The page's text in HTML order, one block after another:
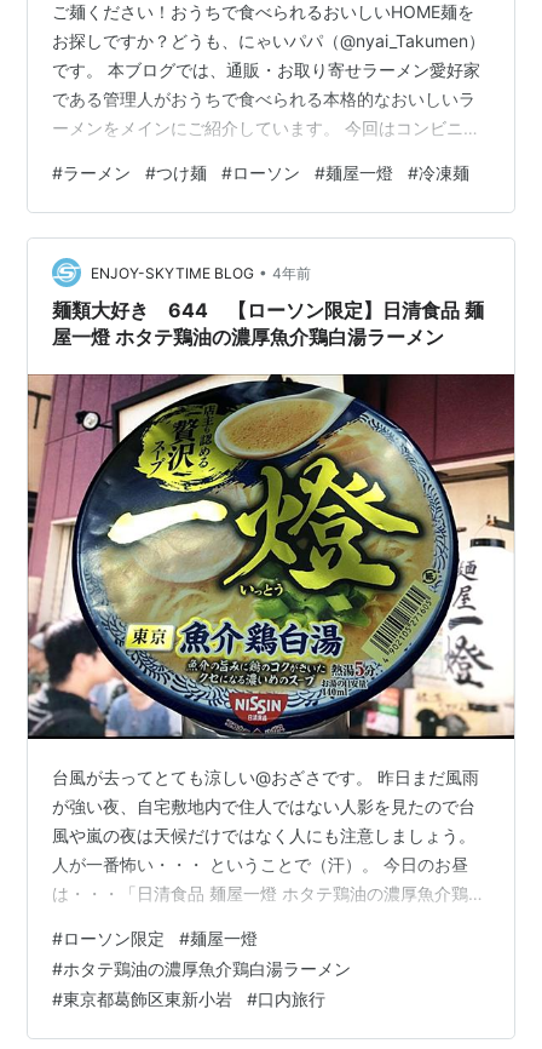
ご麺ください！おうちで食べられるおいしいHOME麺を
お探しですか？どうも、にゃいパパ（@nyai_Takumen）
です。 本ブログでは、通販・お取り寄せラーメン愛好家
である管理人がおうちで食べられる本格的なおいしいラ
ーメンをメインにご紹介しています。 今回はコンビニ冷
る、つけ麺の名店「麺屋一燈」コラボの「濃厚魚介つけ
麺（税込み 356円）」をいただきます！ ※記事の公開直
前に知ったのですが、2023年3月7日にリニューアル商品
が発売されるようです。その点、あらかじめご了承くだ
さい。 「麺屋一燈」は東京都葛飾区新小岩にあり、ラー
メン界や食べログなど…
#ラーメン #つけ麺 #ローソン #麺屋一燈 #冷凍麺
ENJOY-SKYTIME BLOG • 4年前
麺類大好き 644 【ローソン限定】日清食品 麺
屋一燈 ホタテ鶏油の濃厚魚介鶏白湯ラーメン
台風が去ってとても涼しい@おざさです。 昨日まだ風雨
が強い夜、自宅敷地内で住人ではない人影を見たので台
風や嵐の夜は天候だけではなく人にも注意しましょう。
人が一番怖い・・・ ということで（汗）。 今日のお昼
は・・・「日清食品 麺屋一燈 ホタテ鶏油の濃厚魚介鶏白
※ローソン限定商品です。お求めはお近くのローソンで。
背景は「東京都葛飾区東新小岩店」です。 中身は液体ス
ープ・粉末スープ・特製ホタテ鶏油・かやく（鶏チャー
シュー・めんま・ねぎ）が入ってます。麺は黄色めの平
#ローソン限定 #麺屋一燈
#ホタテ鶏油の濃厚魚介鶏白湯ラーメン
#東京都葛飾区東新小岩 #口内旅行